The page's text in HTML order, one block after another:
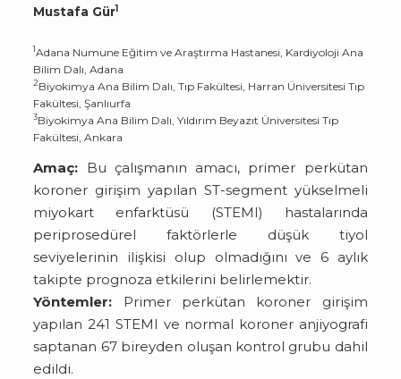
Mustafa Gür1
1Adana Numune Eğitim ve Araştırma Hastanesi, Kardiyoloji Ana
Bilim Dalı, Adana
2Biyokimya Ana Bilim Dalı, Tıp Fakültesi, Harran Üniversitesi Tıp
Fakültesi, Şanlıurfa
3Biyokimya Ana Bilim Dalı, Yıldırım Beyazıt Üniversitesi Tıp
Fakültesi, Ankara
Amaç: Bu çalışmanın amacı, primer perkütan
koroner girişim yapılan ST-segment yükselmeli
miyokart enfarktüsü (STEMI) hastalarında
periprosedürel faktörlerle düşük tiyol
seviyelerinin ilişkisi olup olmadığını ve 6 aylık
takipte prognoza etkilerini belirlemektir.
Yöntemler: Primer perkütan koroner girişim
yapılan 241 STEMI ve normal koroner anjiyografi
saptanan 67 bireyden oluşan kontrol grubu dahil
edildi.